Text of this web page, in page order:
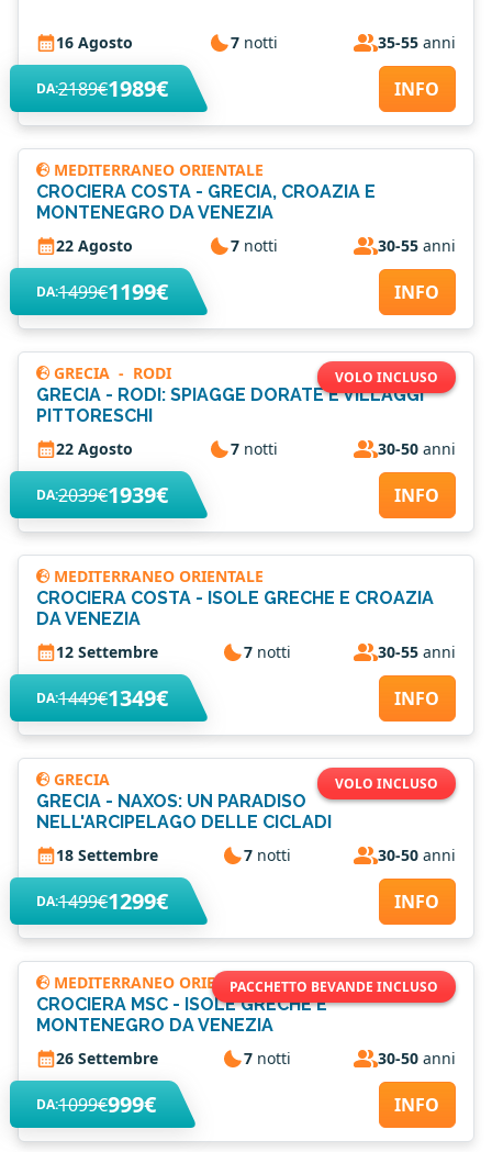
16 Agosto 7 notti 35-55 anni
DA:2189€1989€ INFO
MEDITERRANEO ORIENTALE
CROCIERA COSTA - GRECIA, CROAZIA E
MONTENEGRO DA VENEZIA
22 Agosto
7 notti 30-55 anni
DA:1499€1199€ INFO
VOLO INCLUSO
GRECIA - RODI
GRECIA - RODI: SPIAGGE DORATE E VILLAGGI
PITTORESCHI
22 Agosto
7 notti 30-50 anni
DA:2039€1939€ INFO
MEDITERRANEO ORIENTALE
CROCIERA COSTA - ISOLE GRECHE E CROAZIA
DA VENEZIA
12 Settembre
7notti 30-55 anni
DA:1449€1349€ INFO
VOLO INCLUSO
GRECIA
GRECIA - NAXOS: UN PARADISO
NELL'ARCIPELAGO DELLE CICLADI
18 Settembre
7notti 30-50 anni
DA:1499€1299€ INFO
PACCHETTO BEVANDE INCLUSO
MEDITERRANEO ORIENTALE
CROCIERA MSC - ISOLE GRECHE E
MONTENEGRO DA VENEZIA
26 Settembre
7notti 30-50 anni
DA:1099€999€ INFO